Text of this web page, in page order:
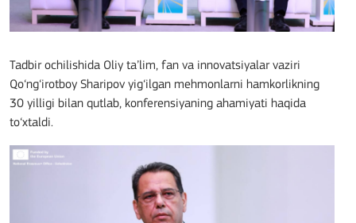
Tadbir ochilishida Oliy ta’lim, fan va innovatsiyalar vaziri
Qo‘ng‘irotboy Sharipov yig‘ilgan mehmonlarni hamkorlikning
30 yilligi bilan qutlab, konferensiyaning ahamiyati haqida
to‘xtaldi.